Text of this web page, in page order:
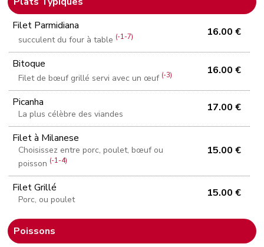
Filet Parmidiana
succulent du four à table (-1-7) 16.00 €
Bitoque
Filet de bœuf grillé servi avec un œuf (-3) 16.00 €
Picanha
La plus célèbre des viandes
17.00 €
Filet à Milanese
Choisissez entre porc, poulet, bœuf ou
poisson (-1-4)
15.00 €
Filet Grillé
Porc, ou poulet
15.00 €
Poissons